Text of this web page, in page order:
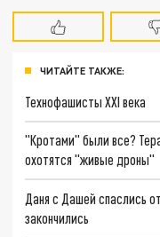
ЧИТАЙТЕ ТАКЖЕ:
Технофашисты XXI века
"Кротами" были все?
охотятся "живые дроны"
Даня с Дашей спаслись
закончились